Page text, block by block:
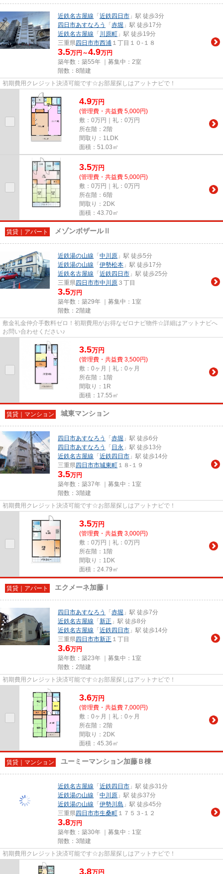
近鉄名古屋線 「 近鉄四日市 」駅 徒歩3分
四日市あすなろう
「 赤堀 」駅 徒歩17分
近鉄名古屋線 「 川原町 」駅 徒歩19分
三重県四日市市西浦 １丁目１０-１８
3.5万円～4.9万円
築年数：築55年 ｜募集中： 2室
階数：8階建
初期費用クレジット決済可能です☆お部屋探しはアットナビで！
4.9万円
(管理費・共益費 5,000円)
敷：0万円｜礼：0万円
所在階：2階
間取り：1LDK
面積：51.03㎡
3.5万円
(管理費・共益費 5,000円)
敷：0万円｜礼：0万円
所在階：6階
間取り：2DK
面積：43.70㎡
賃貸｜アパート メゾンボザールⅡ
近鉄湯の山線 「 中川原 」駅 徒歩5分
近鉄湯の山線 「 伊勢松本 」駅 徒歩17分
近鉄名古屋線 「 近鉄四日市 」駅 徒歩25分
三重県四日市市中川原 ３丁目
3.5万円
築年数：築29年 ｜募集中： 1室
階数：2階建
敷金礼金仲介手数料ゼロ！初期費用がお得なゼロナビ物件☆詳細はアットナビへ
お問い合わせください♪
3.5万円
(管理費・共益費 3,500円)
敷：0ヶ月｜礼：0ヶ月
所在階：1階
間取り：1R
面積：17.55㎡
賃貸｜マンション 城東マンション
四日市あすなろう 「 赤堀 」駅 徒歩6分
四日市あすなろう
「 日永 」駅 徒歩13分
近鉄名古屋線 「 近鉄四日市 」駅 徒歩14分
三重県四日市市城東町 １８-１９
3.5万円
築年数：築37年 ｜募集中： 1室
階数：3階建
初期費用クレジット決済可能です☆お部屋探しはアットナビで！
3.5万円
(管理費・共益費 3,000円)
敷：0万円｜礼：0万円
所在階：1階
間取り：1DK
面積：24.79㎡
賃貸｜アパート エクメーネ加藤Ⅰ
四日市あすなろう 「 赤堀 」駅 徒歩7分
近鉄名古屋線 「 新正 」駅 徒歩8分
近鉄名古屋線 「 近鉄四日市 」駅 徒歩14分
三重県四日市市新正 １丁目
3.6万円
築年数：築23年 ｜募集中： 1室
階数：2階建
初期費用クレジット決済可能です☆お部屋探しはアットナビで！
3.6万円
(管理費・共益費 7,000円)
敷：0ヶ月｜礼：0ヶ月
所在階：2階
間取り：2DK
面積：45.36㎡
賃貸｜マンション ユーミーマンション加藤Ｂ棟
近鉄名古屋線 「 近鉄四日市 」駅 徒歩31分
近鉄湯の山線 「 中川原 」駅 徒歩37分
近鉄湯の山線 「 伊勢川島 」駅 徒歩45分
三重県四日市市生桑町 １７５３-１２
3.8万円
築年数：築30年 ｜募集中： 1室
階数：3階建
初期費用クレジット決済可能です☆お部屋探しはアットナビで！
3.8万円